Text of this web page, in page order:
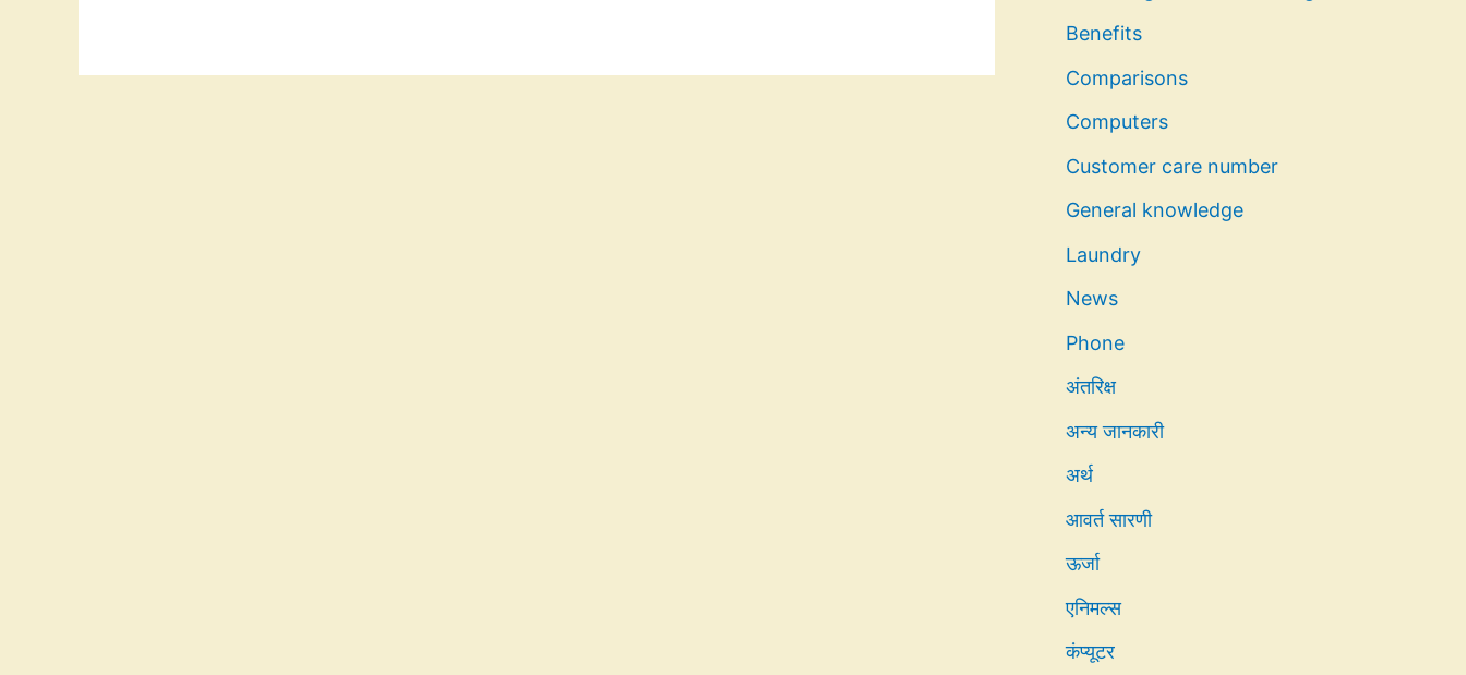
Benefits
Comparisons
Computers
Customer care number
General knowledge
Laundry
News
Phone
अंतरिक्ष
अन्य जानकारी
अर्थ
आवर्त सारणी
ऊर्जा
एनिमल्स
कंप्यूटर